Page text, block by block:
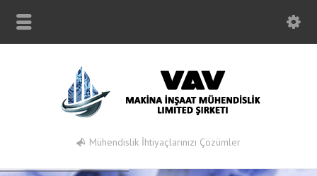
Mühendislik İhtiyaçlarınızı Çözümler